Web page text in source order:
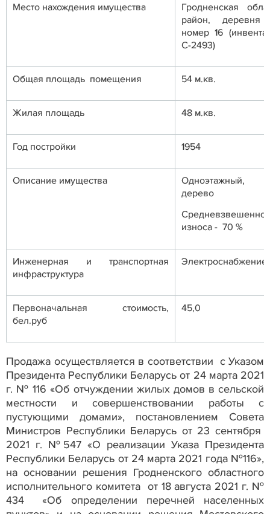
Место нахождения имущества
Гродненская
район, деревня
номер 16
С-2493)
Общая площадь помещения 54 м.кв.
Жилая площадь 48 м.кв.
Год постройки 1954
Описание имущества
Одноэтажный,
дерево
износа - 70 %
Инженерная и транспортная
инфраструктура
Электроснабжение
Первоначальная стоимость,
бел.руб
45,0
Продажа осуществляется в соответствии с Указом
Президента Республики Беларусь от 24 марта 2021
г. № 116 «Об отчуждении жилых домов в сельской
местности и совершенствовании работы с
пустующими домами», постановлением Совета
Министров Республики Беларусь от 23 сентября
2021 г. №547 «О реализации Указа Президента
Республики Беларусь от 24 марта 2021 года №116»,
на основании решения Гродненского областного
исполнительного комитета от 18 августа 2021 г. №
434 «Об определении перечней населенных